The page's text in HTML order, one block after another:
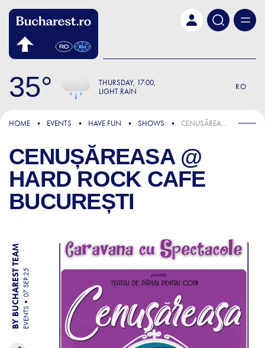
35 THURSDAY 17:00
LIGHT RAIN
RO
HOME EVENTS HAVE FUN SHOWS CENUȘĂREASA @ HARD ROCK CAFE BUCUREȘTI
CENUȘĂREASA @
HARD ROCK CAFE
BUCUREȘTI
BY BUCHAREST TEAM EVENTS
07 SEP 25